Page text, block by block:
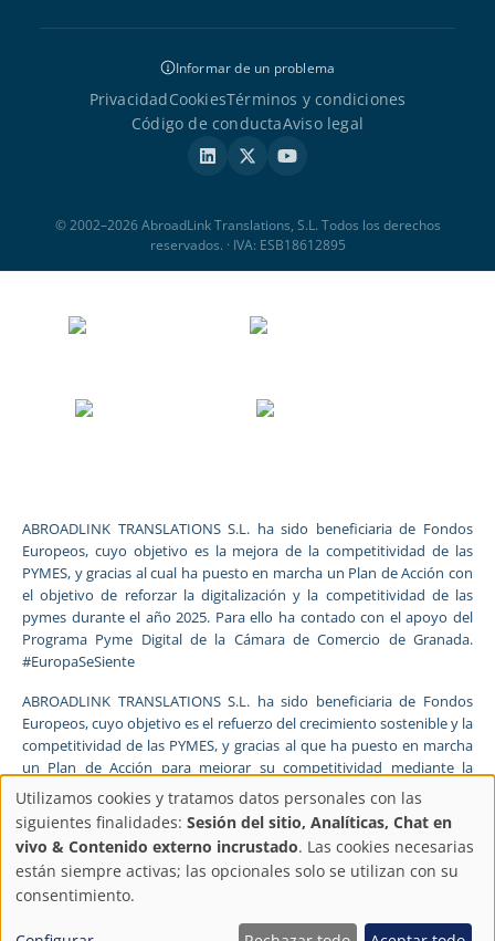
Informar de un problema
PrivacidadCookiesTérminos y condiciones
Código de conductaAviso legal
© 2002–2026 AbroadLink Translations, S.L. Todos los derechos
reservados. · IVA: ESB18612895
ABROADLINK TRANSLATIONS S.L. ha sido beneficiaria de Fondos
Europeos, cuyo objetivo es la mejora de la competitividad de las
PYMES, y gracias al cual ha puesto en marcha un Plan de Acción con
el objetivo de reforzar la digitalización y la competitividad de las
pymes durante el año 2025. Para ello ha contado con el apoyo del
Programa Pyme Digital de la Cámara de Comercio de Granada.
#EuropaSeSiente
ABROADLINK TRANSLATIONS S.L. ha sido beneficiaria de Fondos
Europeos, cuyo objetivo es el refuerzo del crecimiento sostenible y la
competitividad de las PYMES, y gracias al que ha puesto en marcha
un Plan de Acción para mejorar su competitividad mediante la
transformación digital, la promoción online y el comercio electrónico
en mercados internacionales durante el año 2025. Para ello ha
contado con el apoyo del Programa Xpande Digital de la Cámara de
Comercio de Granada.
FONDO EUROPEO DE DESARROLLO REGIONAL
Una manera de hacer Europa
Configuración
de
Utilizamos cookies y tratamos datos personales con las
siguientes finalidades: Sesión del sitio, Analíticas, Chat en
vivo & Contenido externo incrustado. Las cookies necesarias
están siempre activas; las opcionales solo se utilizan con su
consentimiento.